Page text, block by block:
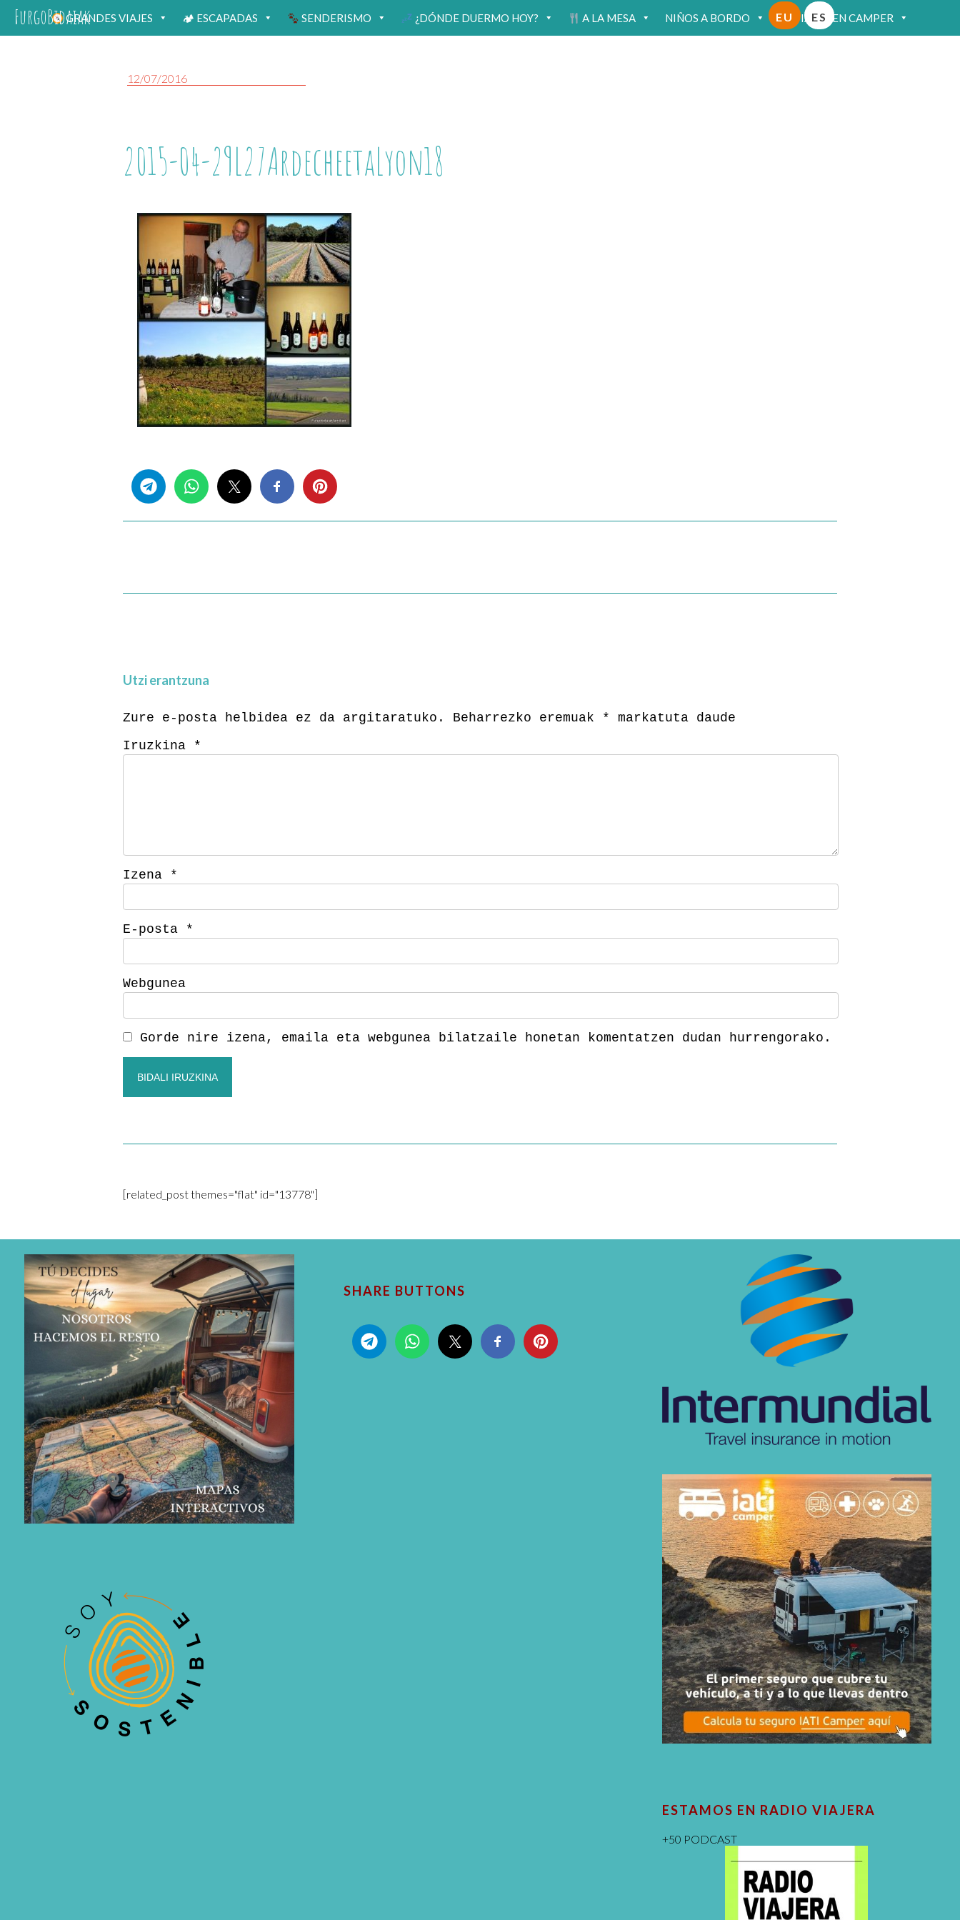
FurgoBidaiakGRANDES VIAJES 🏕 ESCAPADAS SENDERISMO ¿DÓNDE DUERMO HOY? A LA MESA NIÑOS A BORDO VIAJAR EN CAMPER
EU ES
12/07/2016
2015-04-29L27ArdecheetaLyon18
Utzi erantzuna
Zure e-posta helbidea ez da argitaratuko. Beharrezko eremuak * markatuta daude
Iruzkina *
Izena *
E-posta *
Webgunea
Gorde nire izena, emaila eta webgunea bilatzaile honetan komentatzen dudan hurrengorako.
[related_post themes="flat" id="13778"]
SHARE BUTTONS
ESTAMOS EN RADIO VIAJERA
+50 PODCAST